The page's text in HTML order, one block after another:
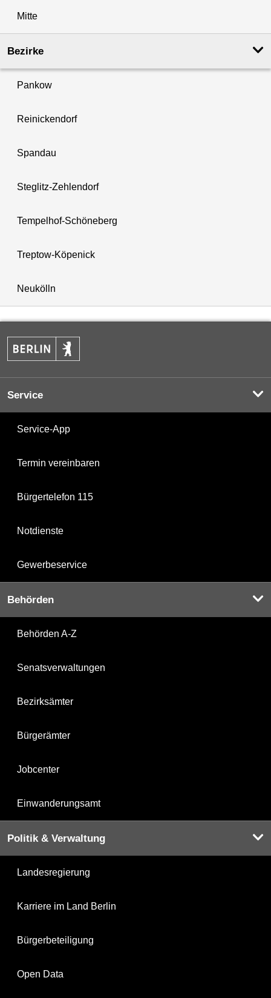
Mitte
Bezirke
Pankow
Reinickendorf
Spandau
Steglitz-Zehlendorf
Tempelhof-Schöneberg
Treptow-Köpenick
Neukölln
Service
Service-App
Termin vereinbaren
Bürgertelefon 115
Notdienste
Gewerbeservice
Behörden
Behörden A-Z
Senatsverwaltungen
Bezirksämter
Bürgerämter
Jobcenter
Einwanderungsamt
Politik & Verwaltung
Landesregierung
Karriere im Land Berlin
Bürgerbeteiligung
Open Data